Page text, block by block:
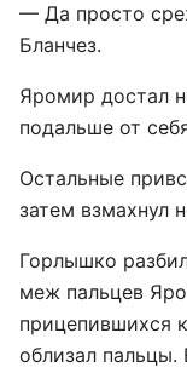
— Да просто
Бланчез.
Яромир достал
подальше от
Остальные
затем взмахнул
Горлышко
меж пальцев
прицепившихся
облизал пальцы.